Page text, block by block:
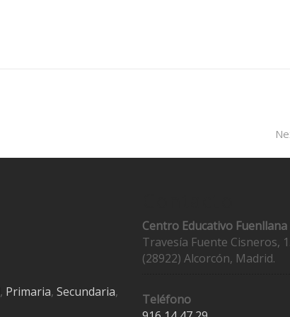
, Primaria, Secundaria,
Centro Educativo Fuenllana
Travesía Fuente Cisneros,
(28922) Alcorcón, Madrid.
Teléfono